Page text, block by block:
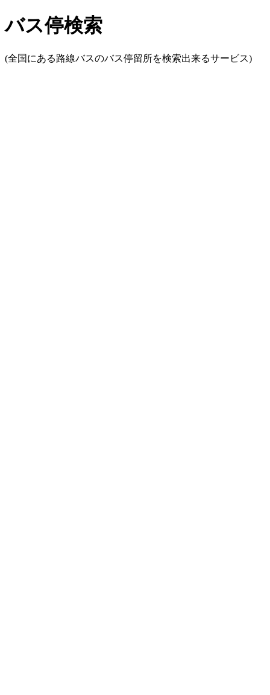
バス停検索
(全国にある路線バスのバス停留所を検索出来るサービス)